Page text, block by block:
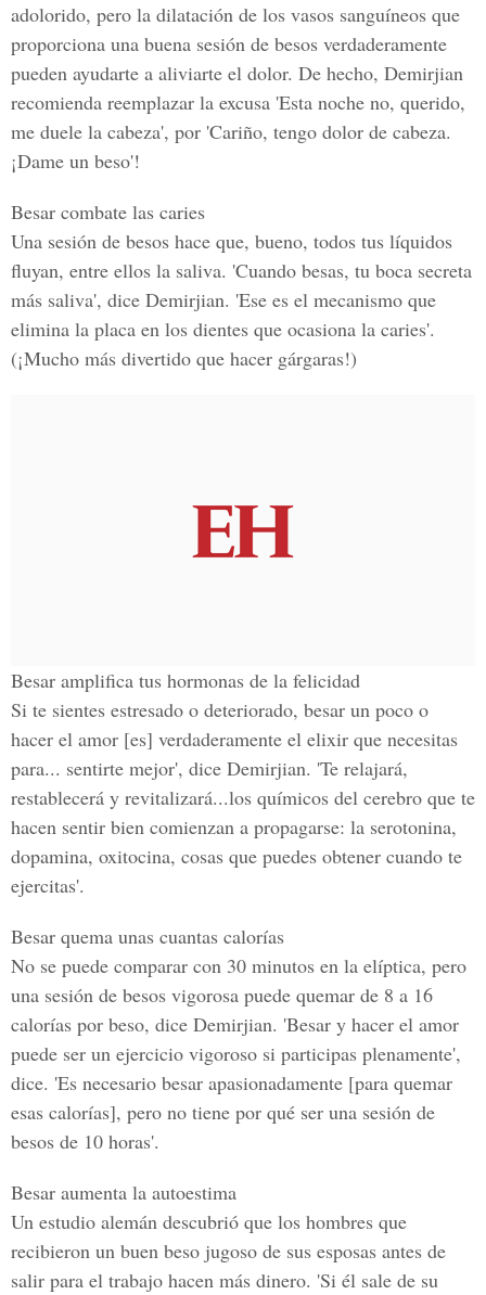
adolorido, pero la dilatación de los vasos sanguíneos que
proporciona una buena sesión de besos verdaderamente
pueden ayudarte a aliviarte el dolor. De hecho, Demirjian
recomienda reemplazar la excusa 'Esta noche no, querido,
me duele la cabeza', por 'Cariño, tengo dolor de cabeza.
¡Dame un beso'!
Besar combate las caries
Una sesión de besos hace que, bueno, todos tus líquidos
fluyan, entre ellos la saliva. 'Cuando besas, tu boca secreta
más saliva', dice Demirjian. 'Ese es el mecanismo que
elimina la placa en los dientes que ocasiona la caries'.
(¡Mucho más divertido que hacer gárgaras!)
Besar amplifica tus hormonas de la felicidad
Si te sientes estresado o deteriorado, besar un poco o
hacer el amor [es] verdaderamente el elixir que necesitas
para... sentirte mejor', dice Demirjian. 'Te relajará,
restablecerá y revitalizará...los químicos del cerebro que te
hacen sentir bien comienzan a propagarse: la serotonina,
dopamina, oxitocina, cosas que puedes obtener cuando te
ejercitas'.
Besar quema unas cuantas calorías
No se puede comparar con 30 minutos en la elíptica, pero
una sesión de besos vigorosa puede quemar de 8 a 16
calorías por beso, dice Demirjian. 'Besar y hacer el amor
puede ser un ejercicio vigoroso si participas plenamente',
dice. 'Es necesario besar apasionadamente [para quemar
esas calorías], pero no tiene por qué ser una sesión de
besos de 10 horas'.
Besar aumenta la autoestima
Un estudio alemán descubrió que los hombres que
recibieron un buen beso jugoso de sus esposas antes de
salir para el trabajo hacen más dinero. 'Si él sale de su